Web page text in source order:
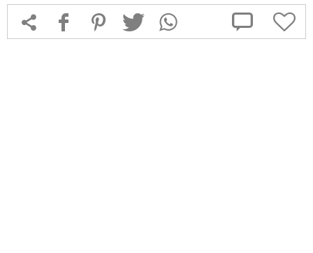
 f 1 T  